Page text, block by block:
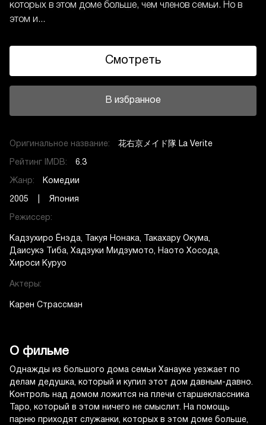
которых в этом доме больше, чем членов семьи. Но в
этом и...
Смотреть
В избранное
Оригинальное название: 花右京メイド隊 La Verite
Рейтинг IMDB: 6.3
Жанр: Комедии
2005 | Япония
Режиссер:
Кадзухиро Ёнэда Такуя Нонака
Такахару Окума
Даисукэ Тиба Хадзуки Мидзумото
Наото Хосода
Хироси Куруо
Актеры:
Карен Страссман
О фильме
Однажды из большого дома семьи Ханауке уезжает по
делам дедушка, который и купил этот дом давным-давно.
Контроль над домом ложится на плечи старшеклассника
Таро, который в этом ничего не смыслит. На помощь
парню приходят служанки, которых в этом доме больше,